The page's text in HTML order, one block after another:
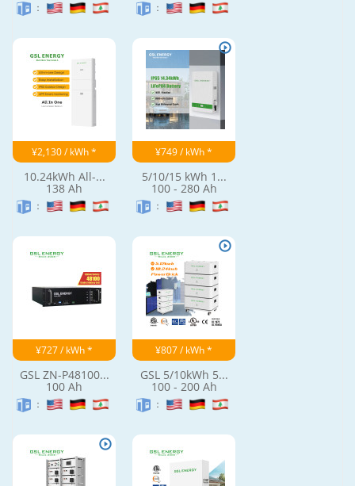
： ：
¥2,130 / kWh *
10.24kWh All-...
138 Ah
：
¥749 / kWh *
5/10/15 kWh 1...
100 - 280 Ah
：
¥727 / kWh *
GSL ZN-P48100...
100 Ah
：
¥807 / kWh *
GSL 5/10kWh 5...
100 - 200 Ah
：